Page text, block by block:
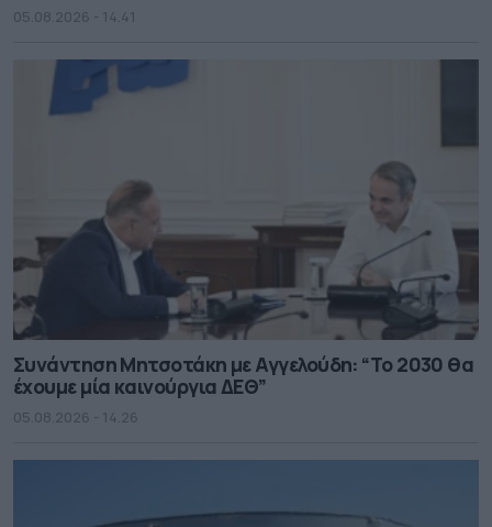
05.08.2026 - 14.41
Συνάντηση Μητσοτάκη με Αγγελούδη: “Το 2030 θα
έχουμε μία καινούργια ΔΕΘ”
05.08.2026 - 14.26